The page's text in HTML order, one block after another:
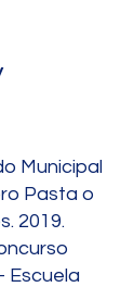
Municipal
Pasta o
2019.
Escuela